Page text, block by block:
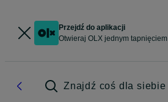
Przejdź do aplikacji
Otwieraj OLX jednym tapnięciem
Znajdź coś dla siebie